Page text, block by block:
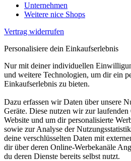
Unternehmen
Weitere nice Shops
Vertrag widerrufen
Personalisiere dein Einkaufserlebnis
Nur mit deiner individuellen
und weitere Technologien, um dir ein
Einkaufserlebnis zu bieten.
Dazu erfassen wir Daten über unsere
Geräte. Diese nutzen wir zur
Website und um dir personalisierte
sowie zur Analyse der
deine verschlüsselten Daten mit
dir über deren Online-Werbekanäle
du deren Dienste bereits selbst nutzt.